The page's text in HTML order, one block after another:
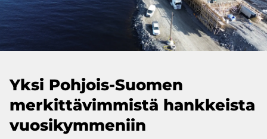
Yksi Pohjois-Suomen
merkittävimmistä hankkeista
vuosikymmeniin